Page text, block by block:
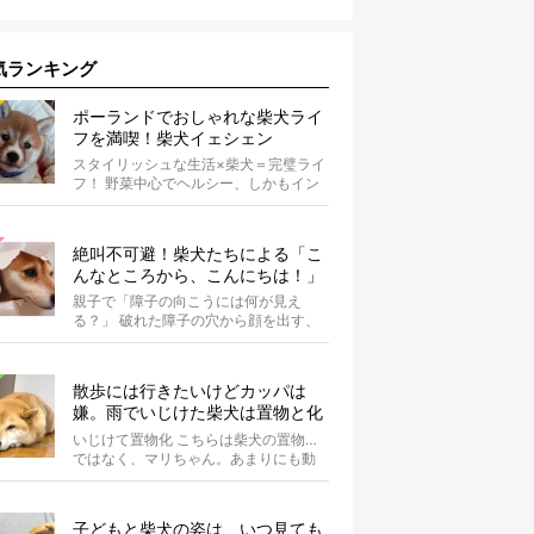
ランキング
ポーランドでおしゃれな柴犬ライ
フを満喫！柴犬イェシェン
スタイリッシュな生活×柴犬＝完璧ライ
フ！ 野菜中心でヘルシー、しかもイン
スタ映えするお料理を投稿しているア
絶叫不可避！柴犬たちによる「こ
んなところから、こんにちは！」
親子で「障子の向こうには何が見え
る？」 破れた障子の穴から顔を出す、
柴犬のこばんちゃん・たまるちゃん親
散歩には行きたいけどカッパは
嫌。雨でいじけた柴犬は置物と化
してしまうのだった【動画】
いじけて置物化 こちらは柴犬の置物…
ではなく、マリちゃん。あまりにも動
かないので間違えそうになりますが、
子どもと柴犬の姿は、いつ見ても